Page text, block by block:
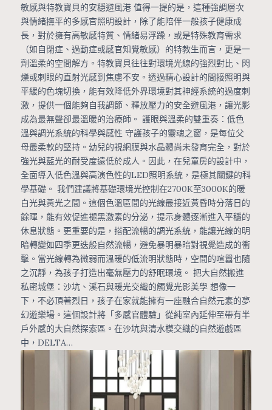
敏感與特教寶貝的安穩避風港 值得一提的是，這種強調層次
與情緒撫平的多感官照明設計，除了能陪伴一般孩子健康成
長，對於擁有高敏感特質、情緒易浮躁，或是特殊教育需求
（如自閉症、過動症或感官知覺敏感）的特教生而言，更是一
劑溫柔的空間解方。特教寶貝往往對環境光線的強烈對比、閃
爍或刺眼的直射光感到焦慮不安。透過精心設計的間接照明與
平緩的色塊切換，能有效降低外界環境對其神經系統的過度刺
激，提供一個能夠自我調節、釋放壓力的安全避風港，讓光影
成為最無聲卻最溫暖的治療師。 護眼與溫柔的雙重奏：低色
溫與調光系統的科學與感性 守護孩子的靈魂之窗，是每位父
母最柔軟的堅持。幼兒的視網膜與水晶體尚未發育完全，對於
強光與藍光的耐受度遠低於成人。因此，在兒童房的設計中，
全面導入低色溫與高演色性的LED照明系統，是極其關鍵的科
學基礎。 我們建議將基礎環境光控制在2700K至3000K的暖
白光與黃光之間。這個色溫區間的光線最接近黃昏時分落日的
餘暉，能有效促進褪黑激素的分泌，提示身體逐漸進入平穩的
休息狀態。更重要的是，搭配流暢的調光系統，能讓光線的明
暗轉變如四季更迭般自然流暢，避免暴明暴暗對視覺造成的衝
擊。當光線轉為微弱而溫暖的低流明狀態時，空間的喧囂也隨
之沉靜，為孩子打造出毫無壓力的舒眠環境。 把大自然搬進
私密城堡：沙坑、溪石與暖光交織的觸覺光影美學 想像一
下，不必頂著烈日，孩子在家就能擁有一座融合自然元素的夢
幻遊樂場。這個設計將「多感官體驗」從純室內延伸至帶有半
戶外感的大自然探索區。在沙坑與清水模交織的自然遊戲區
中，DELTA…